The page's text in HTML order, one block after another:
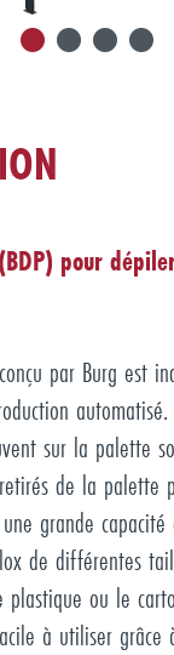
pour
par Burg est
sur la palette
de la palette
grande
de différentes
ou le
à utiliser grâce